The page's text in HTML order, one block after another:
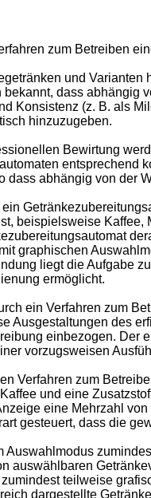
zum Betreiben
und
dass abhängig
Konsistenz (z. B. als
hinzuzugeben.
Bewirtung
entsprechend
dass abhängig von der
beispielsweise
graphischen
liegt die Aufgabe
ermöglicht.
ein Verfahren zum
Ausgestaltungen des
einbezogen. Der
vorzugsweisen
Verfahren zum
und eine
eine Mehrzahl
gesteuert, dass die
Auswahlmodus
auswählbaren
teilweise
dargestellte